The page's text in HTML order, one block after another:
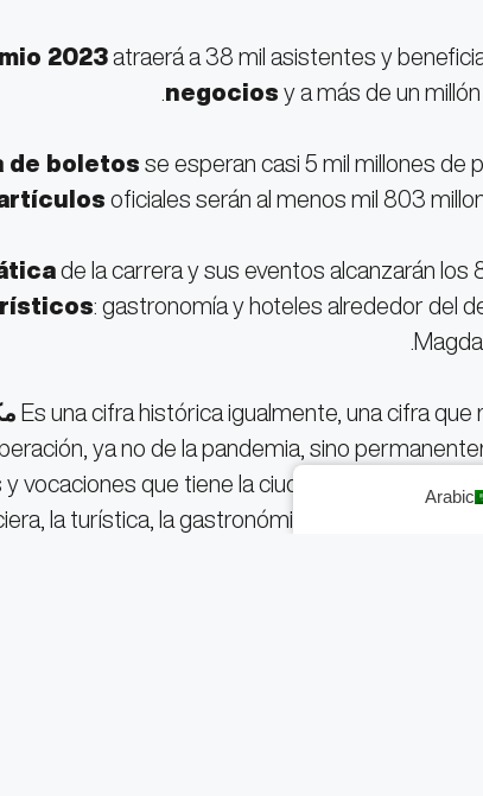
2023atraerá a 38 mil asistentes y
negocios y a más de un
de boletos se esperan casi 5 mil millones de
oficiales serán al menos mil 803
de la carrera y sus eventos alcanzarán los
: gastronomía y hoteles alrededor del
ya no de la pandemia, sino
que tiene la ciudad, incluye la
la turística, la gastronómica”, declaró
Arabic